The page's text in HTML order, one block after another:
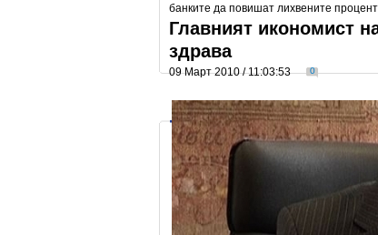
банките да повишат лихвените
Главният икономист
здрава
09 Март 2010 / 11:03:53 0